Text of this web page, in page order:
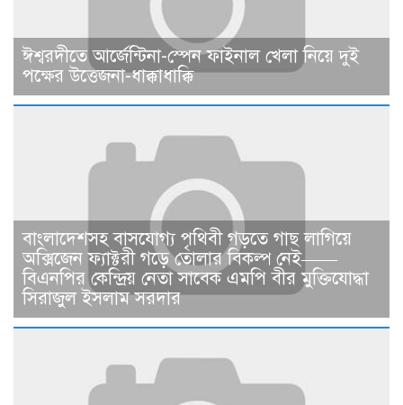
ঈশ্বরদীতে আর্জেন্টিনা-স্পেন ফাইনাল খেলা নিয়ে দুই
পক্ষের উত্তেজনা-ধাক্কাধাক্কি
বাংলাদেশসহ বাসযোগ্য পৃথিবী গড়তে গাছ লাগিয়ে
অক্সিজেন ফ্যাক্টরী গড়ে তোলার বিকল্প নেই——
বিএনপির কেন্দ্রিয় নেতা সাবেক এমপি বীর মুক্তিযোদ্ধা
সিরাজুল ইসলাম সরদার